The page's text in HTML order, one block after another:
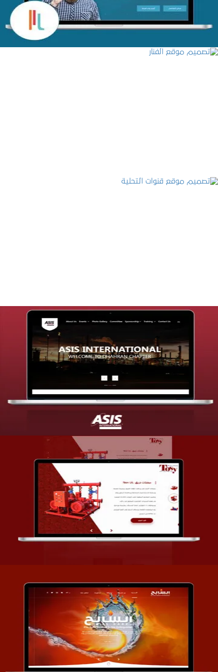
تصميم موقع شركة asis
التفاصيل
تصميم شركة قمة الأنظمة TOSY
التفاصيل
تصميم موقع السابح للصناعات المعدنية
التفاصيل